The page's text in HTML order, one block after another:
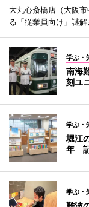
大丸心斎橋店（大阪
る「従業員向け」謎解
学ぶ・
南海
刻ユ
学ぶ・
堀江
年 記
学ぶ・